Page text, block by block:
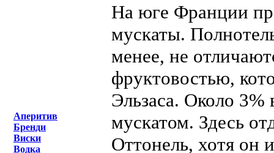
Аперитив
Бренди
Виски
Водка
На юге Франции
мускаты.
менее, не
фруктовостью,
Эльзаса. Около 3%
мускатом. Здесь
Оттонель, хотя он